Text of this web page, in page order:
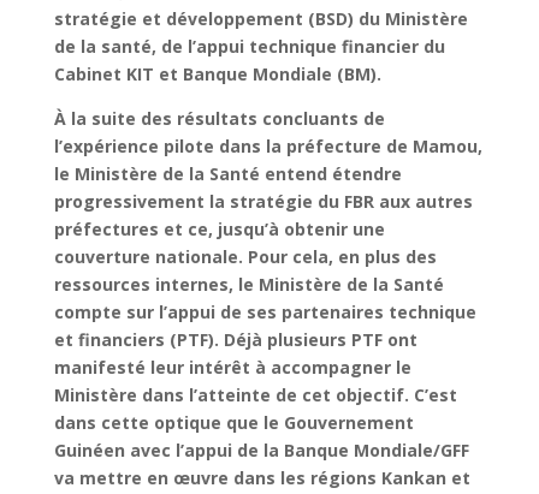
stratégie et développement (BSD) du Ministère
de la santé, de l’appui technique financier du
Cabinet KIT et Banque Mondiale (BM).
À la suite des résultats concluants de
l’expérience pilote dans la préfecture de Mamou,
le Ministère de la Santé entend étendre
progressivement la stratégie du FBR aux autres
préfectures et ce, jusqu’à obtenir une
couverture nationale. Pour cela, en plus des
ressources internes, le Ministère de la Santé
compte sur l’appui de ses partenaires technique
et financiers (PTF). Déjà plusieurs PTF ont
manifesté leur intérêt à accompagner le
Ministère dans l’atteinte de cet objectif. C’est
dans cette optique que le Gouvernement
Guinéen avec l’appui de la Banque Mondiale/GFF
va mettre en œuvre dans les régions Kankan et